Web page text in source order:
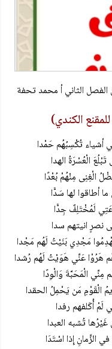
الفصل الثاني أ محمد تحفة
الكندي)
أشياء تُكْسِبُهُم حَمْدا
الْعُسْرَةُ الهدا
الْغِنِى مِنْهُمْ بُعْدًا
أطاقوا لها سَدًّا
لَمُخْتَلِفٌ جِدًّا
نصرٍ انيتهم سدا
مَجْدِي بَنَيْتُ لَهُم مَجْدا
هَرُوْا عَنِّي هَوَيْتُ لَهُم رُشدا
الْمَحَبَّةَ وَالْوِدًا
الْقَوْمِ مَن يَحْمِلُ الحقدا
أُكَلفهم رفدا
تُشبه العبدا
إِذا اسْتَدَا